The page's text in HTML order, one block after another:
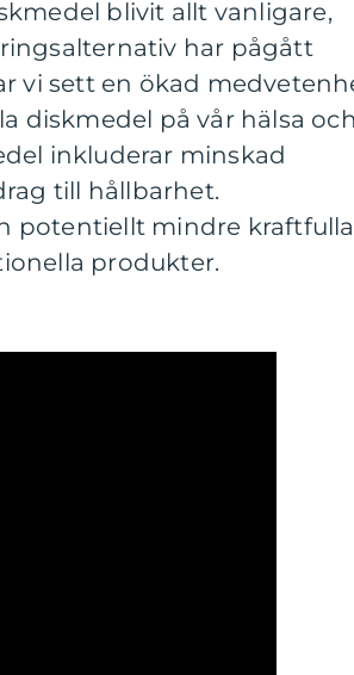
blivit allt vanligare,
har pågått
vi sett en ökad
diskmedel på vår hälsa och
inkluderar minskad
till hållbarhet.
potentiellt mindre kraftfulla
produkter.